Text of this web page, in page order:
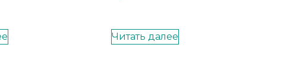
Читать далее